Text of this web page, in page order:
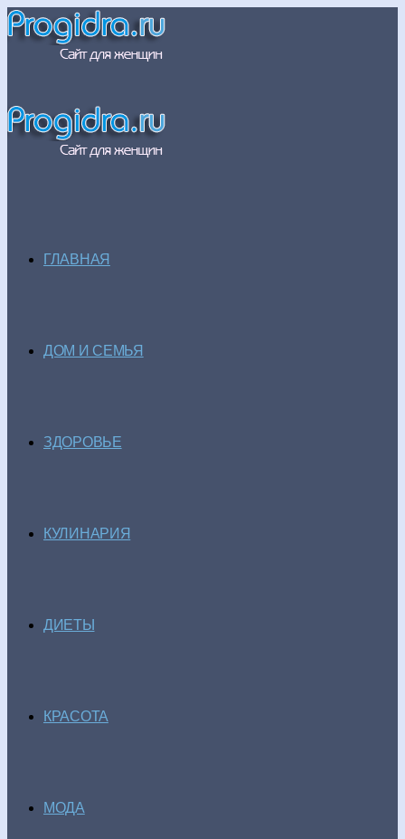
ГЛАВНАЯ
ДОМ И СЕМЬЯ
ЗДОРОВЬЕ
КУЛИНАРИЯ
ДИЕТЫ
КРАСОТА
МОДА